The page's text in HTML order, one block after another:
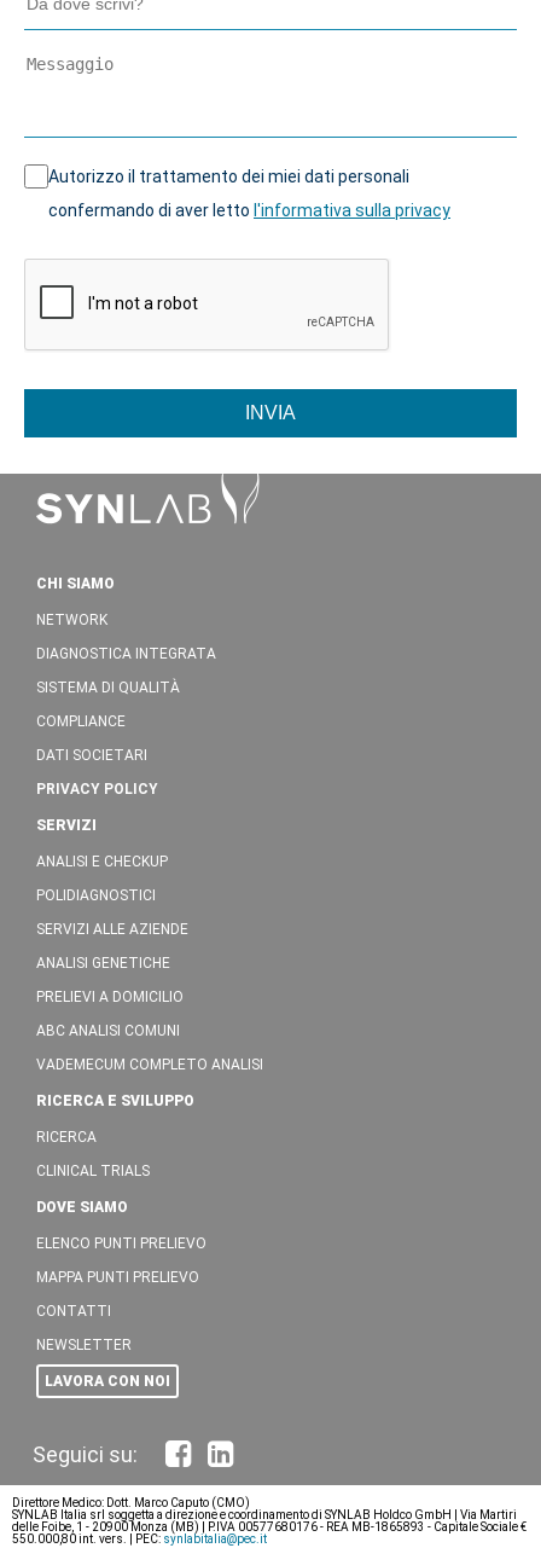
Autorizzo il trattamento dei miei dati personali
confermando di aver letto l'informativa sulla privacy
INVIA
CHI SIAMO
NETWORK
DIAGNOSTICA INTEGRATA
SISTEMA DI QUALITÀ
COMPLIANCE
DATI SOCIETARI
PRIVACY POLICY
SERVIZI
ANALISI E CHECKUP
POLIDIAGNOSTICI
SERVIZI ALLE AZIENDE
ANALISI GENETICHE
PRELIEVI A DOMICILIO
ABC ANALISI COMUNI
VADEMECUM COMPLETO ANALISI
RICERCA E SVILUPPO
RICERCA
CLINICAL TRIALS
DOVE SIAMO
ELENCO PUNTI PRELIEVO
MAPPA PUNTI PRELIEVO
CONTATTI
NEWSLETTER
LAVORA CON NOI
Direttore Medico: Dott. Marco Caputo (CMO)
SYNLAB Italia srl soggetta a direzione e coordinamento di SYNLAB Holdco GmbH | Via Martiri
delle Foibe, 1 - 20900 Monza (MB) | P.IVA 00577680176 - REA MB-1865893 - Capitale Sociale €
550.000,80 int. vers. | PEC: synlabitalia@pec.it